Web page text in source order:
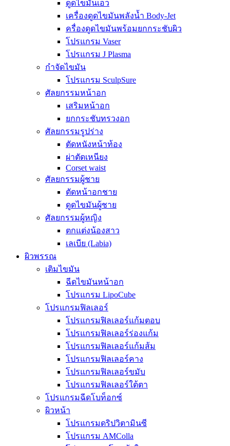
ดูดไขมันเอว
เครื่องดูดไขมันพลังน้ำ Body-Jet
ครื่องดูดไขมันพร้อมยกกระชับผิว
โปรแกรม Vaser
โปรแกรม J Plasma
กำจัดไขมัน
โปรแกรม SculpSure
ศัลยกรรมหน้าอก
เสริมหน้าอก
ยกกระชับทรวงอก
ศัลยกรรมรูปร่าง
ตัดหนังหน้าท้อง
ผ่าตัดเหนียง
Corset waist
ศัลยกรรมผู้ชาย
ตัดหน้าอกชาย
ดูดไขมันผู้ชาย
ศัลยกรรมผู้หญิง
ตกแต่งน้องสาว
เลเบีย (Labia)
ผิวพรรณ
เติมไขมัน
ฉีดไขมันหน้าอก
โปรแกรม LipoCube
โปรแกรมฟิลเลอร์
โปรแกรมฟิลเลอร์แก้มตอบ
โปรแกรมฟิลเลอร์ร่องแก้ม
โปรแกรมฟิลเลอร์แก้มส้ม
โปรแกรมฟิลเลอร์คาง
โปรแกรมฟิลเลอร์ขมับ
โปรแกรมฟิลเลอร์ใต้ตา
โปรแกรมฉีดโบท็อกซ์
ผิวหน้า
โปรแกรมดริปวิตามินซี
โปรแกรม AMColla